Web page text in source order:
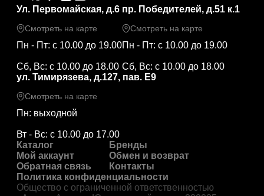
Ул. Первомайская, д.6
Смотреть на карте
Пн - Пт: с 10.00 до 19.00
Сб, Вс: с 10.00 до 18.00
пр. Победителей, д.51 к.1
Смотреть на карте
Пн - Пт: с 10.00 до 19.00
Сб, Вс: с 10.00 до 18.00
ул. Тимирязева, д.127, пав. Е9
Смотреть на карте
Пн: выходной
Вт - Вс: с 10.00 до 17.00
Каталог
Бренды
Мой аккаунт
Обмен и возврат
Обратная связь
Контакты
Политика конфиденциальности
Общество с ограниченной ответственностью